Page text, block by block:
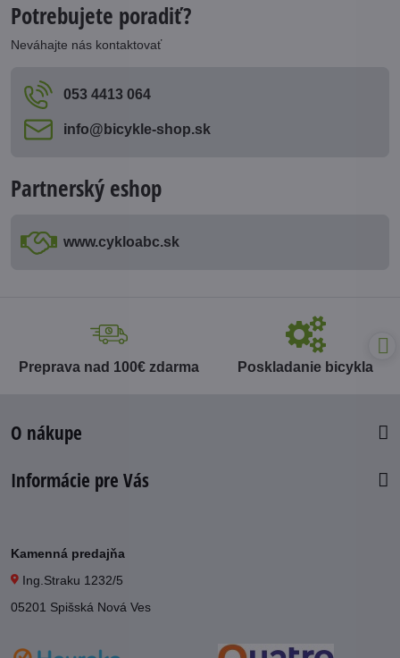
Potrebujete poradiť?
Neváhajte nás kontaktovať
053 4413 064
info​@bicykle-shop​.sk
Partnerský eshop
www​.cykloabc​.sk
Preprava nad 100€ zdarma Poskladanie bicykla
O nákupe
Informácie pre Vás
Kamenná predajňa
Ing.Straku 1232/5
05201 Spišská Nová Ves